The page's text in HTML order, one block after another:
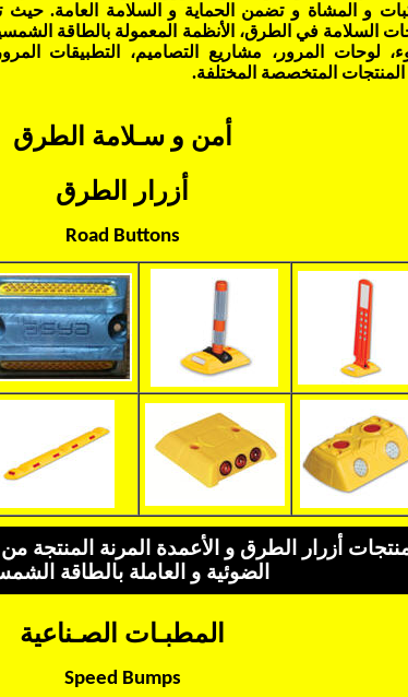
و المشاة و تضمن الحماية و السلامة العامة. حيث
السلامة في الطرق، الأنظمة المعمولة بالطاقة
لوحات المرور، مشاريع التصاميم، التطبيقات
المنتجات المتخصصة المختلفة.
أمن و سـلامة الطرق
أزرار الطرق
Road Buttons
أزرار الطرق و الأعمدة المرنة المنتجة من
الضوئية و العاملة بالطاقة
المطبـات الصـناعية
Speed Bumps